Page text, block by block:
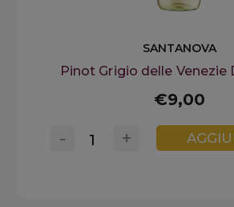
SANTANOVA
Pinot Grigio delle Venezie
€9,00
+
-